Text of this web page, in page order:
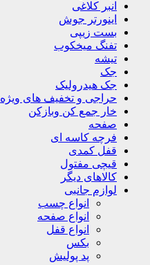
انبر کلاغی
اینورتر جوش
بست زیپی
تفنگ میخکوب
تیشه
جک
جک هیدرولیک
حراجی و تخفیف های ویژه
خار جمع کن وبازکن
صفحه
فرچه کاسه ای
قفل کمدی
قیچی مفتول
کالاهای دیگر
لوازم جانبی
انواع چسب
انواع صفحه
انواع قفل
بکس
پد پولیش